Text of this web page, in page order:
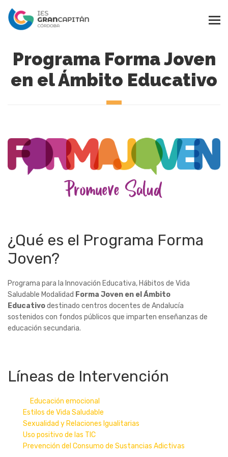
Programa Forma Joven
en el Ámbito Educativo
¿Qué es el Programa Forma
Joven?
Programa para la Innovación Educativa, Hábitos de Vida
Saludable Modalidad Forma Joven en el Ámbito
Educativodestinado centros docentes de Andalucía
sostenidos con fondos públicos que imparten enseñanzas de
educación secundaria.
Líneas de Intervención
Educación emocional
Estilos de Vida Saludable
Sexualidad y Relaciones Igualitarias
Uso positivo de las TIC
Prevención del Consumo de Sustancias Adictivas